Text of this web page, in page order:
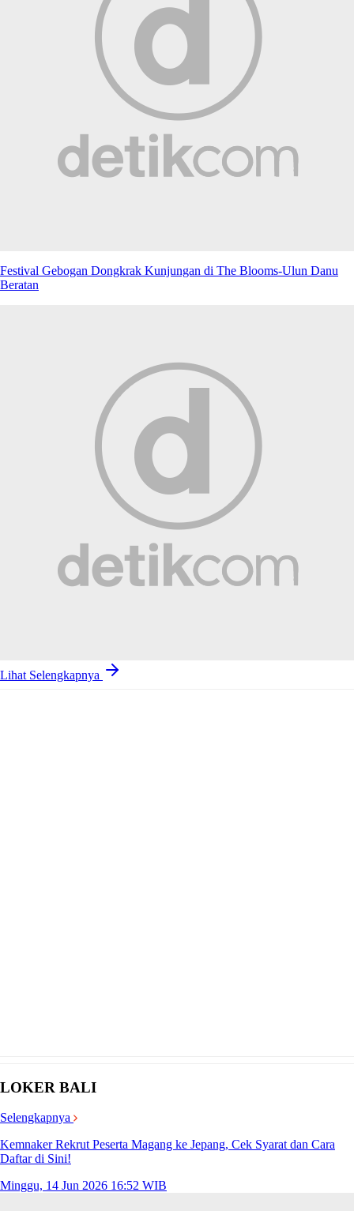
Festival Gebogan Dongkrak Kunjungan di The Blooms-Ulun Danu
Beratan
Lihat Selengkapnya
LOKER BALI
Selengkapnya
Kemnaker Rekrut Peserta Magang ke Jepang, Cek Syarat dan Cara
Daftar di Sini!
Minggu, 14 Jun 2026 16:52 WIB